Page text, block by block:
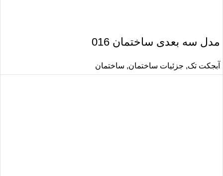
مدل سه بعدی ساختمان 016
آبجکت تک, جزئیات ساختمان, ساختمان